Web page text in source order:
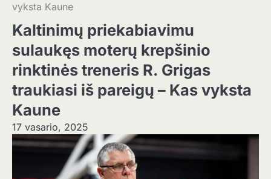
vyksta Kaune
Kaltinimų priekabiavimu
sulaukęs moterų krepšinio
rinktinės treneris R. Grigas
traukiasi iš pareigų – Kas vyksta
Kaune
17 vasario, 2025